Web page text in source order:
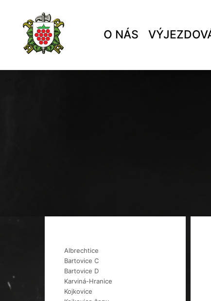
O NÁS
Albrechtice
Bartovice C
Bartovice D
Karviná-Hranice
Kojkovice